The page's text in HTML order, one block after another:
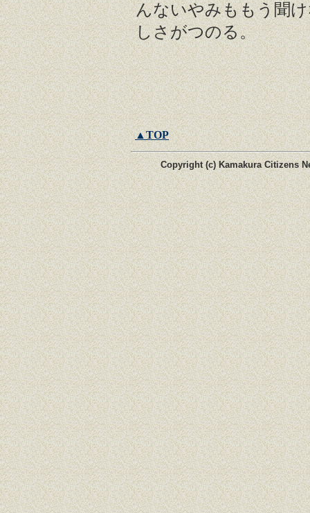
んないやみももう聞
しさがつのる。
▲TOP
Copyright (c) Kamakura Citizens